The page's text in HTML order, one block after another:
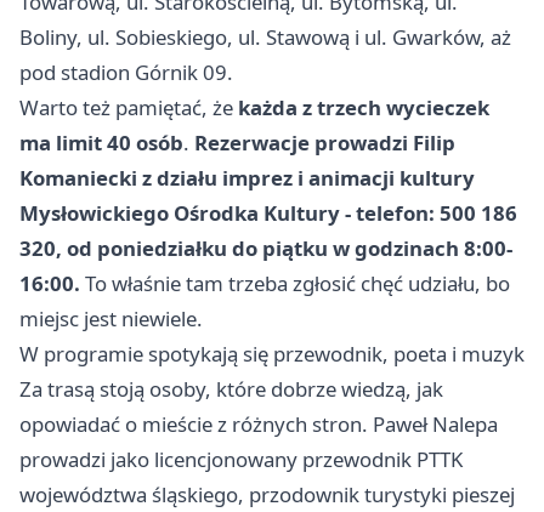
Boliny, ul. Sobieskiego, ul. Stawową i ul. Gwarków, aż
pod stadion Górnik 09.
Warto też pamiętać, że każda z trzech wycieczek
ma limit 40 osób. Rezerwacje prowadzi Filip
Komaniecki z działu imprez i animacji kultury
Mysłowickiego Ośrodka Kultury - telefon: 500 186
320, od poniedziałku do piątku w godzinach 8:00-
16:00. To właśnie tam trzeba zgłosić chęć udziału, bo
miejsc jest niewiele.
W programie spotykają się przewodnik, poeta i muzyk
Za trasą stoją osoby, które dobrze wiedzą, jak
opowiadać o mieście z różnych stron. Paweł Nalepa
prowadzi jako licencjonowany przewodnik PTTK
województwa śląskiego, przodownik turystyki pieszej